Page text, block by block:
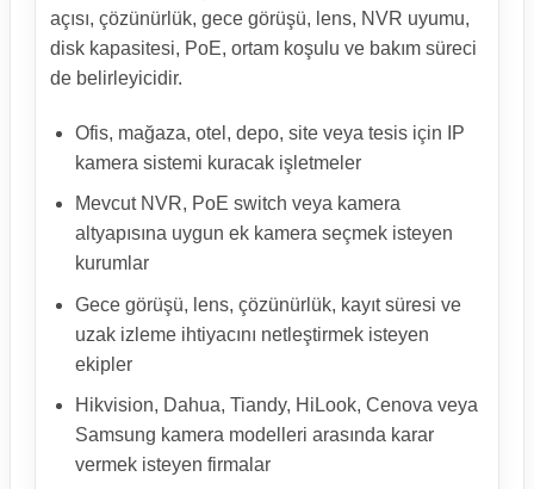
açısı, çözünürlük, gece görüşü, lens, NVR uyumu,
disk kapasitesi, PoE, ortam koşulu ve bakım süreci
de belirleyicidir.
Ofis, mağaza, otel, depo, site veya tesis için IP
kamera sistemi kuracak işletmeler
Mevcut NVR, PoE switch veya kamera
altyapısına uygun ek kamera seçmek isteyen
kurumlar
Gece görüşü, lens, çözünürlük, kayıt süresi ve
uzak izleme ihtiyacını netleştirmek isteyen
ekipler
Hikvision, Dahua, Tiandy, HiLook, Cenova veya
Samsung kamera modelleri arasında karar
vermek isteyen firmalar